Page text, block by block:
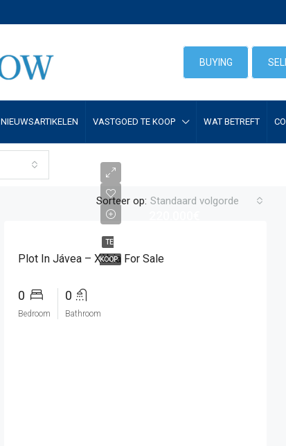
BUYING
NIEUWSARTIKELEN VASTGOED TE KOOP WAT BETREFT
Sorteer op: Standaard volgorde
TE
KOOP
Plot In Jávea – Xàbia For Sale
0
Bedroom
0
Bathroom